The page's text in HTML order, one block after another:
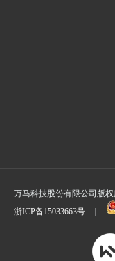
万马科技股份有限公司版权
浙ICP备15033663号